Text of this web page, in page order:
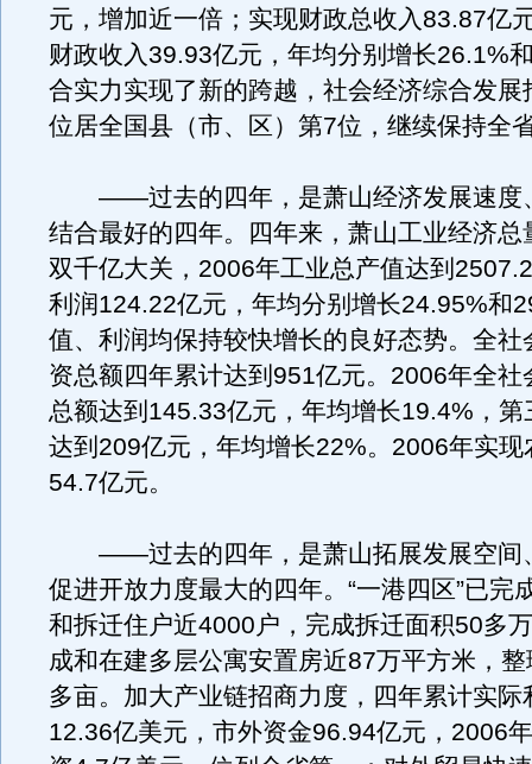
元，增加近一倍；实现财政总收入83.87亿
财政收入39.93亿元，年均分别增长26.1%
合实力实现了新的跨越，社会经济综合发展
位居全国县（市、区）第7位，继续保持全
——过去的四年，是萧山经济发展速度
结合最好的四年。四年来，萧山工业经济总
双千亿大关，2006年工业总产值达到
利润124.22亿元，年均分别增长24.95%和
值、利润均保持较快增长的良好态势。全社
资总额四年累计达到951亿元。2006年全社
总额达到145.33亿元，年均增长19.4%，第
达到209亿元，年均增长22%。2006年实现
54.7亿元。
——过去的四年，是萧山拓展发展空间
促进开放力度最大的四年。“一港四区”已完
和拆迁住户近4000户，完成拆迁面积50多
成和在建多层公寓安置房近87万平方米，
多亩。加大产业链招商力度，四年累计实际
12.36亿美元，市外资金96.94亿元，2006